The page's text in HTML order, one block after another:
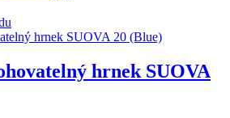
hrnek SUOVA